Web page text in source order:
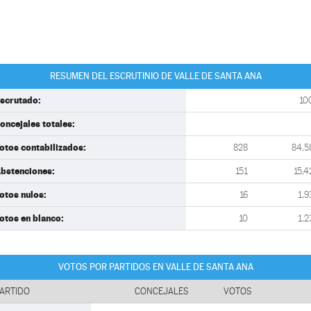
RESUMEN DEL ESCRUTINIO DE VALLE DE SANTA ANA
totales:
contabilizados: 828
151
nulos: 16
en blanco: 10
VOTOS POR PARTIDOS EN VALLE DE SANTA ANA
CONCEJALES VOTOS